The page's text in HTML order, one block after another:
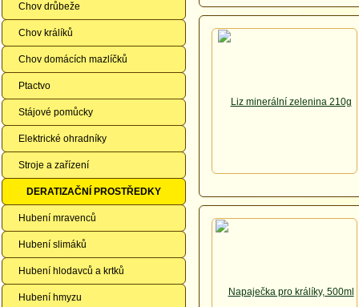
Chov drůbeže
Chov králíků
Chov domácích mazlíčků
Ptactvo
Stájové pomůcky
Elektrické ohradníky
Stroje a zařízení
DERATIZAČNÍ PROSTŘEDKY
Hubení mravenců
Hubení slimáků
Hubení hlodavců a krtků
Hubení hmyzu